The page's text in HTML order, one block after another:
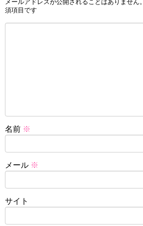
メールアドレスが公開されることはありません。
須項目です
名前 ※
メール ※
サイト